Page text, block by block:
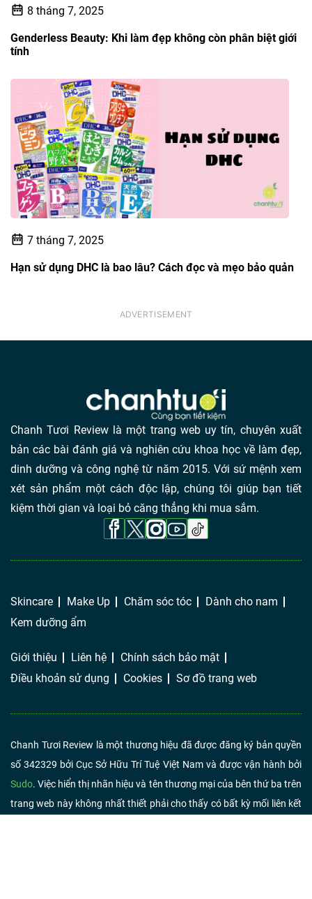
8 tháng 7, 2025
Genderless Beauty: Khi làm đẹp không còn phân biệt giới
tính
7 tháng 7, 2025
Hạn sử dụng DHC là bao lâu? Cách đọc và mẹo bảo quản
Chanh Tươi Review là một trang web uy tín, chuyên xuất
bản các bài đánh giá và nghiên cứu khoa học về làm đẹp,
dinh dưỡng và công nghệ từ năm 2015. Với sứ mệnh xem
xét sản phẩm một cách độc lập, chúng tôi giúp bạn tiết
kiệm thời gian và loại bỏ căng thẳng khi mua sắm.
Skincare Make Up Chăm sóc tóc
Dành cho nam
Kem dưỡng ẩm
Giới thiệu Liên hệ
Chính sách bảo mật
Điều khoản sử dụng
Cookies Sơ đồ trang web
Chanh Tươi Review là một thương hiệu đã được đăng ký bản quyền
số 342329 bởi Cục Sở Hữu Trí Tuệ Việt Nam và được vận hành bởi
Sudo. Việc hiển thị nhãn hiệu và tên thương mại của bên thứ ba trên
trang web này không nhất thiết phải cho thấy có bất kỳ mối liên kết